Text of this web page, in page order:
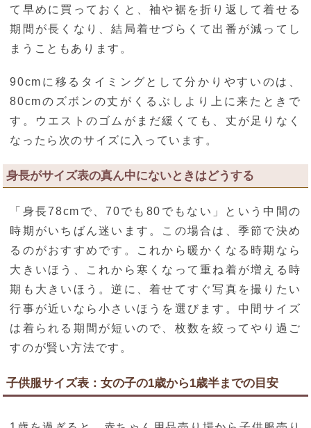
て早めに買っておくと、袖や裾を折り返して着せる
期間が長くなり、結局着せづらくて出番が減ってし
まうこともあります。
90cmに移るタイミングとして分かりやすいのは、
80cmのズボンの丈がくるぶしより上に来たときで
す。ウエストのゴムがまだ緩くても、丈が足りなく
なったら次のサイズに入っています。
身長がサイズ表の真ん中にないときはどうする
「身長78cmで、70でも80でもない」という中間の
時期がいちばん迷います。この場合は、季節で決め
るのがおすすめです。これから暖かくなる時期なら
大きいほう、これから寒くなって重ね着が増える時
期も大きいほう。逆に、着せてすぐ写真を撮りたい
行事が近いなら小さいほうを選びます。中間サイズ
は着られる期間が短いので、枚数を絞ってやり過ご
すのが賢い方法です。
子供服サイズ表：女の子の1歳から1歳半までの目安